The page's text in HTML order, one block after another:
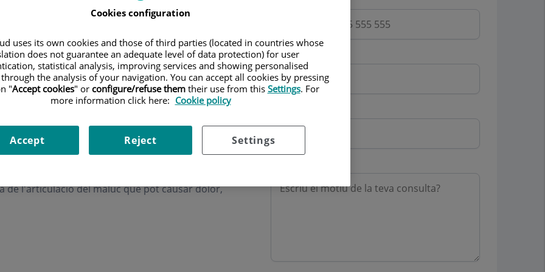
de l'articulació del maluc que pot causar dolor,
Email
Cookies configuration
uses its own cookies and those of third parties (located in countries whose
does not guarantee an adequate level of data protection) for user
statistical analysis, improving services and showing personalised
the analysis of your navigation. You can accept all cookies by pressing
"Accept cookies" or configure/refuse themtheir use from this Settings. For
more information click here: Cookie policy
Settings
Reject
Accept